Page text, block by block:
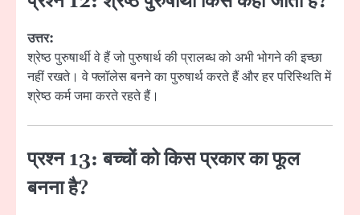
उत्तर:
श्रेष्ठ पुरुषार्थी वे हैं जो पुरुषार्थ की प्रालब्ध को अभी भोगने की इच्छा
नहीं रखते। वे फ्लॉलेस बनने का पुरुषार्थ करते हैं और हर परिस्थिति में
श्रेष्ठ कर्म जमा करते रहते हैं।
प्रश्न 13: बच्चों को किस प्रकार का फूल
बनना है?